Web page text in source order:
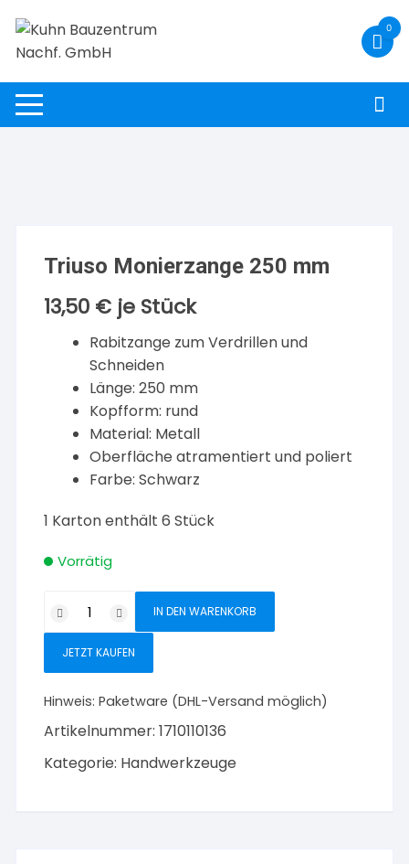
Inhalt
springen
0
Triuso Monierzange 250 mm
13,50 € je Stück
Rabitzange zum Verdrillen und
Schneiden
Länge: 250 mm
Kopfform: rund
Material: Metall
Oberfläche atramentiert und poliert
Farbe: Schwarz
1 Karton enthält 6 Stück
Vorrätig
Monierzange
250
IN DEN WARENKORB
JETZT KAUFEN
Hinweis:Paketware (DHL-Versand möglich)
Artikelnummer:1710110136
Kategorie: Handwerkzeuge